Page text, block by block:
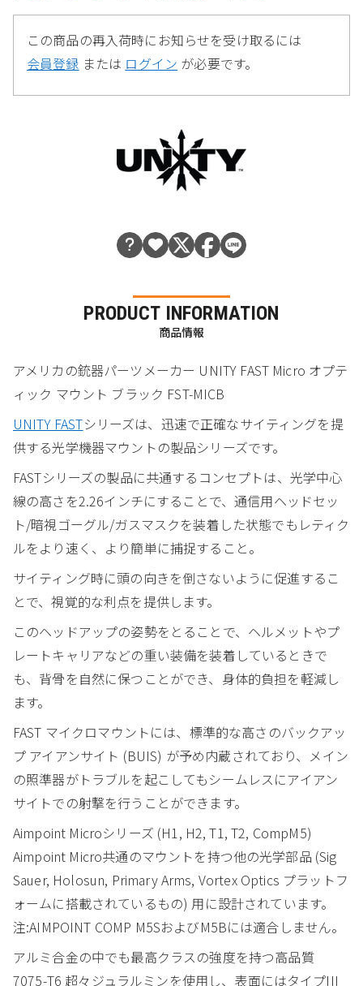
この商品の再入荷時にお知らせを受け取るには
会員登録 または ログイン が必要です。
PRODUCT INFORMATION
商品情報
アメリカの銃器パーツメーカー UNITY FAST Micro オプテ
ィック マウント ブラック FST-MICB
UNITY FASTシリーズは、迅速で正確なサイティングを提
供する光学機器マウントの製品シリーズです。
FASTシリーズの製品に共通するコンセプトは、光学中心
線の高さを2.26インチにすることで、通信用ヘッドセッ
ト/暗視ゴーグル/ガスマスクを装着した状態でもレティク
ルをより速く、より簡単に捕捉すること。
サイティング時に頭の向きを倒さないように促進するこ
とで、視覚的な利点を提供します。
このヘッドアップの姿勢をとることで、ヘルメットやプ
レートキャリアなどの重い装備を装着しているときで
も、背骨を自然に保つことができ、身体的負担を軽減し
ます。
FAST マイクロマウントには、標準的な高さのバックアッ
プ アイアンサイト (BUIS) が予め内蔵されており、メイン
の照準器がトラブルを起こしてもシームレスにアイアン
サイトでの射撃を行うことができます。
Aimpoint Microシリーズ (H1, H2, T1, T2, CompM5)
Aimpoint Micro共通のマウントを持つ他の光学部品 (Sig
Sauer, Holosun, Primary Arms, Vortex Optics プラットフ
ォームに搭載されているもの) 用に設計されています。
注:AIMPOINT COMP M5SおよびM5Bには適合しません。
アルミ合金の中でも最高クラスの強度を持つ高品質
7075-T6 超々ジュラルミンを使用し、表面にはタイプIII